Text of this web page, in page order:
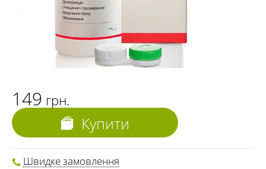
149 грн.
Купити
Швидке замовлення